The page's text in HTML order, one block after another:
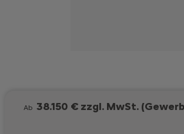
Ab 38.150 € zzgl. MwSt.